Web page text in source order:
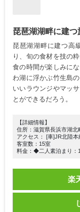
琵琶湖湖畔に建つ
琵琶湖湖畔に建つ高
り、旬の食材を技の
食の時間が楽しみに
わ湖に浮かぶ竹生島
いいラウンジやマッ
とができるだろう。
【詳細情報】
住所：滋賀県長浜市湖北
アクセス： [車]JR北陸
客室数：15室
料金：◆二人素泊まり：
楽